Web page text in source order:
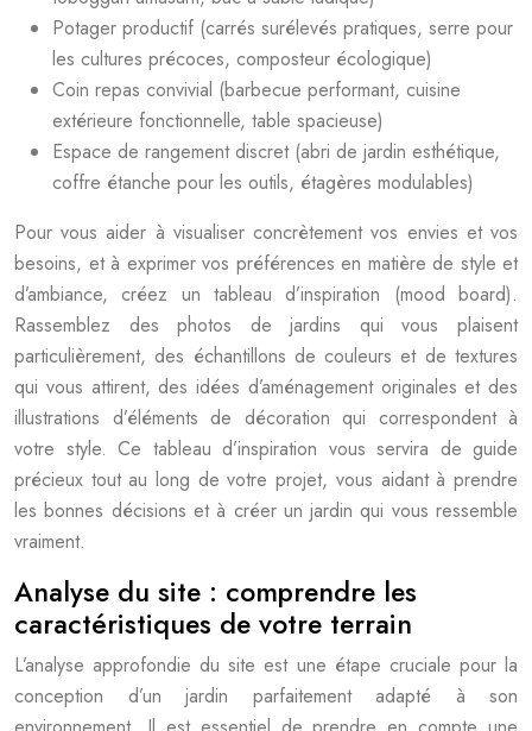
Potager productif (carrés surélevés pratiques, serre pour
les cultures précoces, composteur écologique)
Coin repas convivial (barbecue performant, cuisine
extérieure fonctionnelle, table spacieuse)
Espace de rangement discret (abri de jardin esthétique,
coffre étanche pour les outils, étagères modulables)
Pour vous aider à visualiser concrètement vos envies et vos
besoins, et à exprimer vos préférences en matière de style et
d’ambiance, créez un tableau d’inspiration (mood board).
Rassemblez des photos de jardins qui vous plaisent
particulièrement, des échantillons de couleurs et de textures
qui vous attirent, des idées d’aménagement originales et des
illustrations d’éléments de décoration qui correspondent à
votre style. Ce tableau d’inspiration vous servira de guide
précieux tout au long de votre projet, vous aidant à prendre
les bonnes décisions et à créer un jardin qui vous ressemble
vraiment.
Analyse du site : comprendre les
caractéristiques de votre terrain
L’analyse approfondie du site est une étape cruciale pour la
conception d’un jardin parfaitement adapté à son